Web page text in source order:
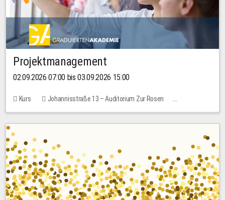
Projektmanagement
02.09.2026 07:00 bis 03.09.2026 15:00
Kurs
Johannisstraße 13 – Auditorium Zur Rosen
Keine freien Plätze
30,00 EUR